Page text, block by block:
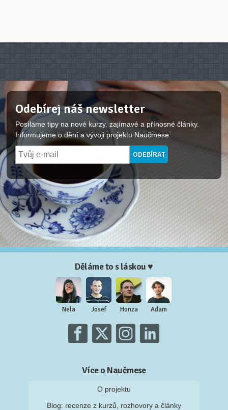
Odebírej náš newsletter
Posíláme tipy na nové kurzy, zajímavé a přínosné články.
Informujeme o dění a vývoji projektu Naučmese.
Děláme to s láskou ♥
Nela Josef Honza Adam
Více o Naučmese
O projektu
Blog: recenze z kurzů, rozhovory a články